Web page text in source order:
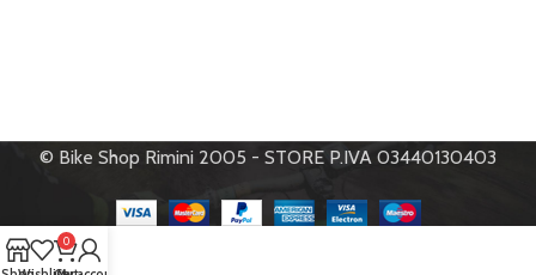
© Bike Shop Rimini 2005 - STORE P.IVA 03440130403
0